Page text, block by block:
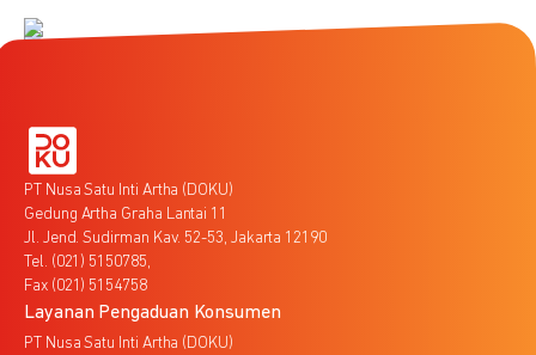
PT Nusa Satu Inti Artha (DOKU)
Gedung Artha Graha Lantai 11
Jl. Jend. Sudirman Kav. 52-53, Jakarta 12190
Tel. (021) 5150785,
Fax (021) 5154758
Layanan Pengaduan Konsumen
PT Nusa Satu Inti Artha (DOKU)